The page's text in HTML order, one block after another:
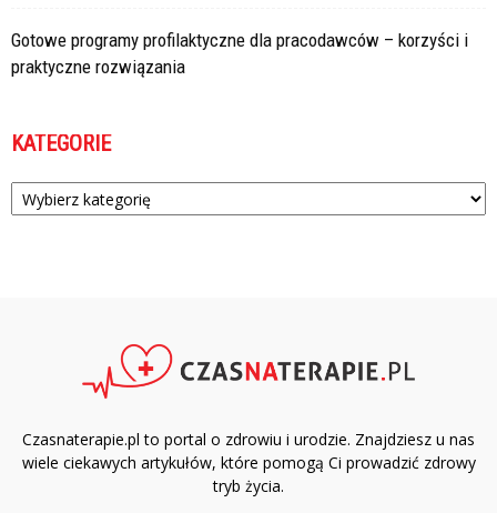
Gotowe programy profilaktyczne dla pracodawców – korzyści i
praktyczne rozwiązania
KATEGORIE
Kategorie
Czasnaterapie.pl to portal o zdrowiu i urodzie. Znajdziesz u nas
wiele ciekawych artykułów, które pomogą Ci prowadzić zdrowy
tryb życia.